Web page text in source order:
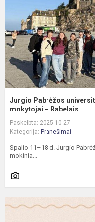
Jurgio Pabrėžos
mokytojai – Rabelais...
Paskelbta: 2025-10-27
Kategorija: Pranešimai
Spalio 11–18 d. Jurgio
mokinia...